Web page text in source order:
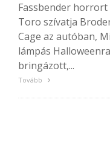
Fassbender horrort
Toro szívatja
Cage az autóban,
lámpás
bringázott,...
Tovább